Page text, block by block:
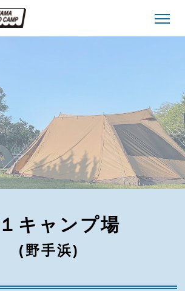
キャンプ場
(野手浜)